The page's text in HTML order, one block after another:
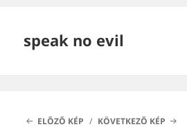
speak no evil
ELŐZŐ KÉP KÖVETKEZŐ KÉP